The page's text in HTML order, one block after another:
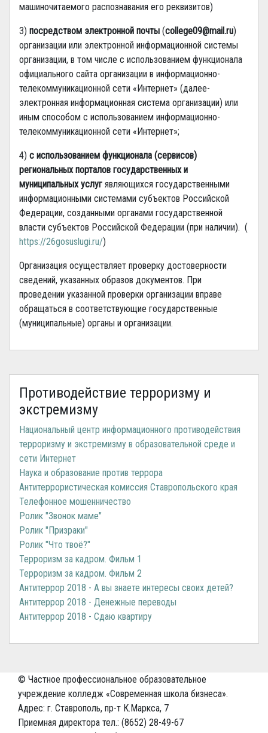
машиночитаемого распознавания его реквизитов)
3) посредством электронной почты (college09@mail.ru)
организации или электронной информационной системы
организации, в том числе с использованием функционала
официального сайта организации в информационно-
телекоммуникационной сети «Интернет» (далее-
электронная информационная система организации) или
иным способом с использованием информационно-
телекоммуникационной сети «Интернет»;
4) с использованием функционала (сервисов)
региональных порталов государственных и
муниципальных услуг являющихся государственными
информационными системами субъектов Российской
Федерации, созданными органами государственной
власти субъектов Российской Федерации (при наличии). (
https://26gosuslugi.ru/)
Организация осуществляет проверку достоверности
сведений, указанных образов документов. При
проведении указанной проверки организации вправе
обращаться в соответствующие государственные
(муниципальные) органы и организации.
Противодействие терроризму и
экстремизму
Национальный центр информационного противодействия
терроризму и экстремизму в образовательной среде и
сети Интернет
Наука и образование против террора
Антитеррористическая комиссия Ставропольского края
Телефонное мошенничество
Ролик "Звонок маме"
Ролик "Призраки"
Ролик "Что твоё?"
Терроризм за кадром. Фильм 1
Терроризм за кадром. Фильм 2
Антитеррор 2018 - А вы знаете интересы своих детей?
Антитеррор 2018 - Денежные переводы
Антитеррор 2018 - Сдаю квартиру
© Частное профессиональное образовательное
учреждение колледж «Современная школа бизнеса».
Адрес: г. Ставрополь, пр-т К.Маркса, 7
Приемная директора тел.: (8652) 28-49-67